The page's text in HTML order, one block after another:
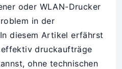
oder WLAN-Drucker
in der
diesem Artikel erfährst
druckaufträge
ohne technischen